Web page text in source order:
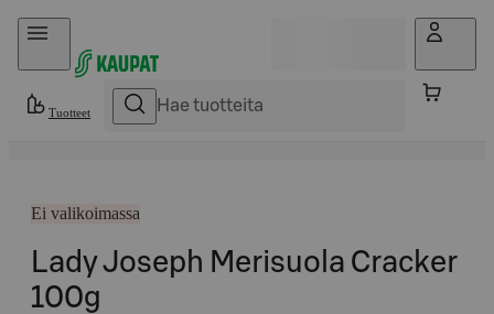
Hyppää sisältöön
Tuotteet
Ei valikoimassa
Lady Joseph Merisuola Cracker
100g